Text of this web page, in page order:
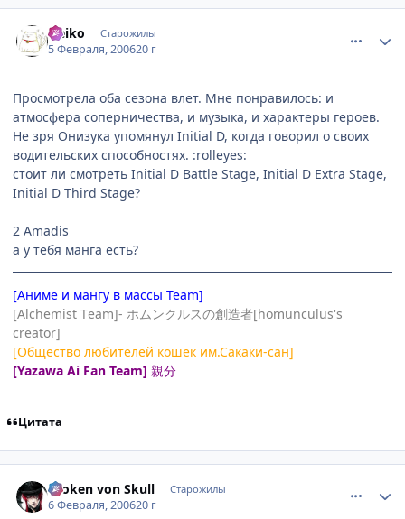
Neiko Старожилы
5 Февраля, 200620 г
Просмотрела оба сезона влет. Мне понравилось: и
атмосфера соперничества, и музыка, и характеры героев.
Не зря Онизука упомянул Initial D, когда говорил о своих
водительских способностях. :rolleyes:
стоит ли смотреть Initial D Battle Stage, Initial D Extra Stage,
Initial D Third Stage?
2 Amadis
а у тебя манга есть?
[Аниме и мангу в массы Team]
[Alchemist Тeam]- ホムンクルスの創造者[homunculus's
creator]
[Общество любителей кошек им.Сакаки-сан]
[Yazawa Ai Fan Team] 親分
Цитата
Broken von Skull Старожилы
6 Февраля, 200620 г